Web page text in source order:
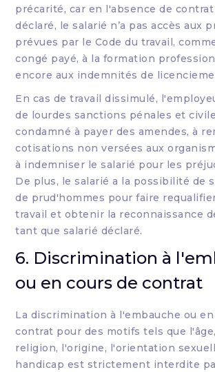
précarité, car en l'absence de contrat
déclaré, le salarié n’a pas accès aux
prévues par le Code du travail,
congé payé, à la formation
encore aux indemnités de
En cas de travail dissimulé,
de lourdes sanctions pénales et
condamné à payer des amendes, à
cotisations non versées aux
à indemniser le salarié pour les
De plus, le salarié a la possibilité de
de prud'hommes pour faire
travail et obtenir la reconnaissance
tant que salarié déclaré.
6. Discrimination à
ou en cours de contrat
La discrimination à l'embauche ou
contrat pour des motifs tels que
religion, l'origine, l'orientation
handicap est strictement interdite